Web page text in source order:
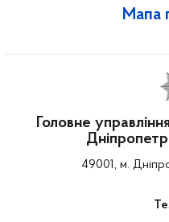
Мапа
Головне
49001, м.